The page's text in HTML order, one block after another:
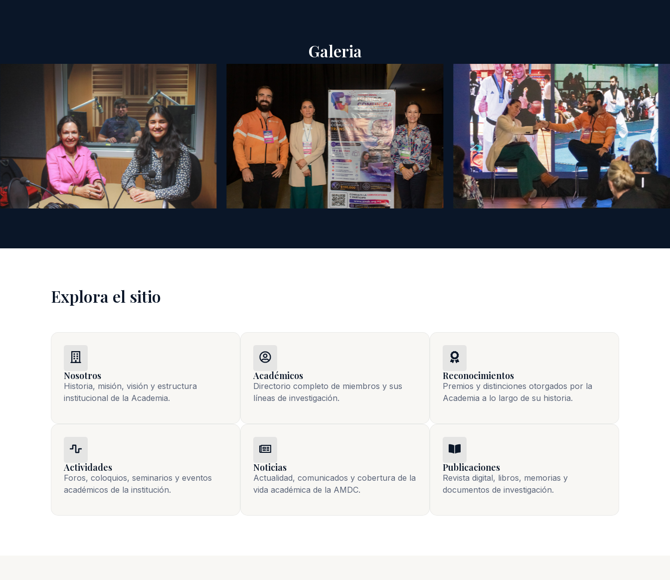
Galeria
Explora el sitio
Nosotros
Historia, misión, visión y estructura
institucional de la Academia.
Académicos
Directorio completo de miembros y sus
líneas de investigación.
Reconocimientos
Premios y distinciones otorgados por la
Academia a lo largo de su historia.
Actividades
Foros, coloquios, seminarios y eventos
académicos de la institución.
Noticias
Actualidad, comunicados y cobertura de la
vida académica de la AMDC.
Publicaciones
Revista digital, libros, memorias y
documentos de investigación.